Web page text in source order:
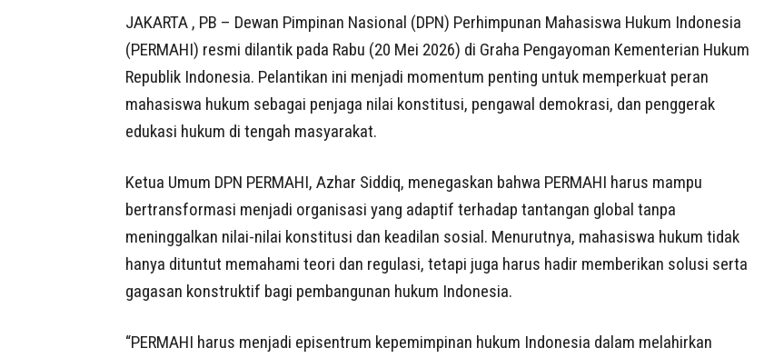
JAKARTA , PB – Dewan Pimpinan Nasional (DPN) Perhimpunan Mahasiswa Hukum Indonesia
(PERMAHI) resmi dilantik pada Rabu (20 Mei 2026) di Graha Pengayoman Kementerian Hukum
Republik Indonesia. Pelantikan ini menjadi momentum penting untuk memperkuat peran
mahasiswa hukum sebagai penjaga nilai konstitusi, pengawal demokrasi, dan penggerak
edukasi hukum di tengah masyarakat.
Ketua Umum DPN PERMAHI, Azhar Siddiq, menegaskan bahwa PERMAHI harus mampu
bertransformasi menjadi organisasi yang adaptif terhadap tantangan global tanpa
meninggalkan nilai-nilai konstitusi dan keadilan sosial. Menurutnya, mahasiswa hukum tidak
hanya dituntut memahami teori dan regulasi, tetapi juga harus hadir memberikan solusi serta
gagasan konstruktif bagi pembangunan hukum Indonesia.
“PERMAHI harus menjadi episentrum kepemimpinan hukum Indonesia dalam melahirkan